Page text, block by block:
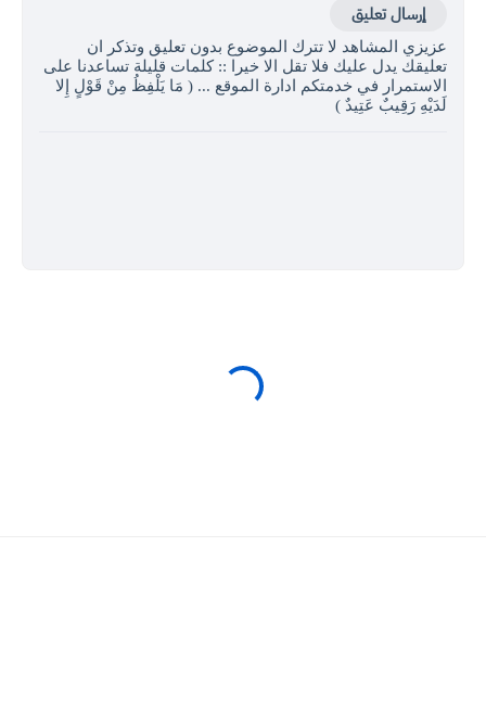
إرسال تعليق
عزيزي المشاهد لا تترك الموضوع بدون تعليق وتذكر ان
تعليقك يدل عليك فلا تقل الا خيرا :: كلمات قليلة تساعدنا على
الاستمرار في خدمتكم ادارة الموقع ... ( مَا يَلْفِظُ مِنْ قَوْلٍ إِلا
لَدَيْهِ رَقِيبٌ عَتِيدٌ )